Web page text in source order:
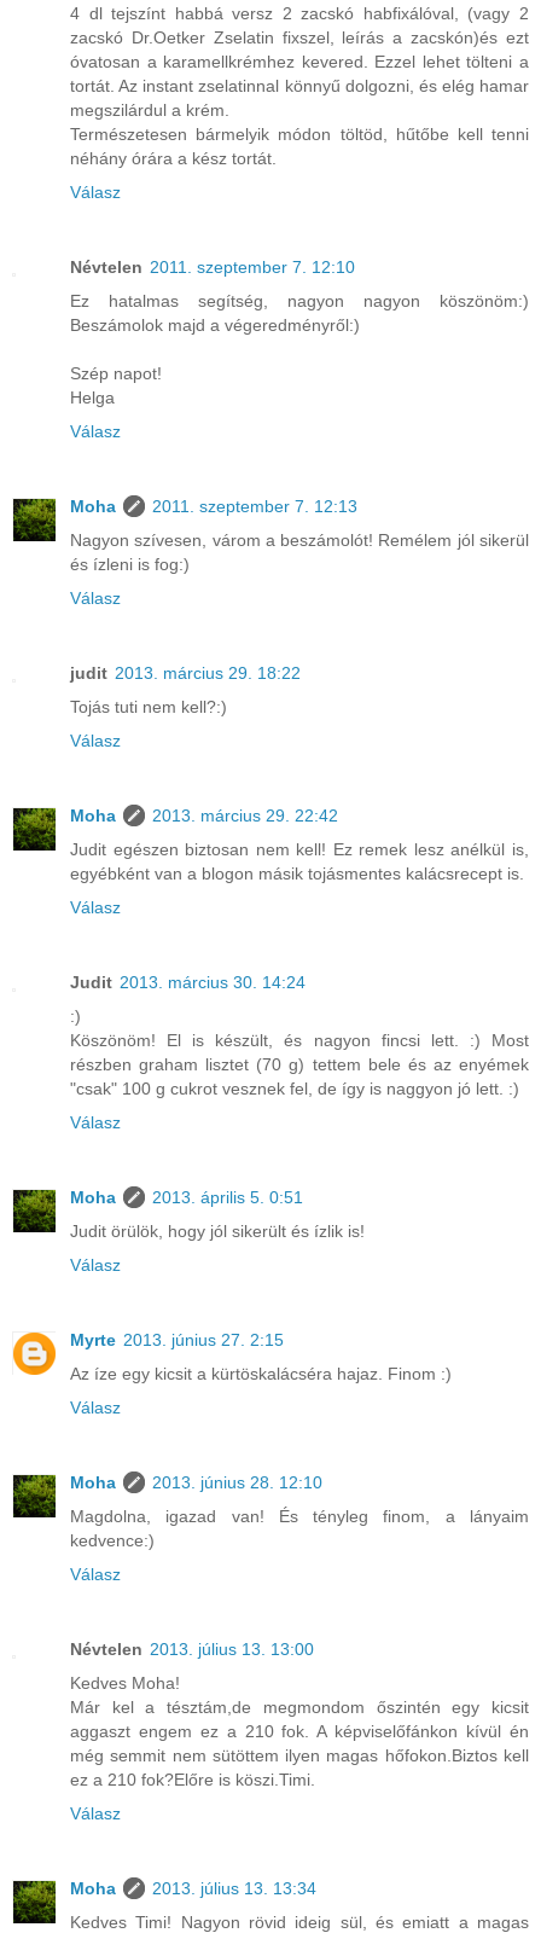
4 dl tejszínt habbá versz 2 zacskó habfixálóval, (vagy 2
zacskó Dr.Oetker Zselatin fixszel, leírás a zacskón)és ezt
óvatosan a karamellkrémhez kevered. Ezzel lehet tölteni a
tortát. Az instant zselatinnal könnyű dolgozni, és elég hamar
megszilárdul a krém.
Természetesen bármelyik módon töltöd, hűtőbe kell tenni
néhány órára a kész tortát.
Válasz
Névtelen 2011. szeptember 7. 12:10
Ez hatalmas segítség, nagyon nagyon köszönöm:)
Beszámolok majd a végeredményről:)
Szép napot!
Helga
Válasz
Moha
2011. szeptember 7. 12:13
Nagyon szívesen, várom a beszámolót! Remélem jól sikerül
és ízleni is fog:)
Válasz
judit 2013. március 29. 18:22
Tojás tuti nem kell?:)
Válasz
Moha
2013. március 29. 22:42
Judit egészen biztosan nem kell! Ez remek lesz anélkül is,
egyébként van a blogon másik tojásmentes kalácsrecept is.
Válasz
Judit 2013. március 30. 14:24
:)
Köszönöm! El is készült, és nagyon fincsi lett. :) Most
részben graham lisztet (70 g) tettem bele és az enyémek
"csak" 100 g cukrot vesznek fel, de így is naggyon jó lett. :)
Válasz
Moha
2013. április 5. 0:51
Judit örülök, hogy jól sikerült és ízlik is!
Válasz
Myrte 2013. június 27. 2:15
Az íze egy kicsit a kürtöskalácséra hajaz. Finom :)
Válasz
Moha
2013. június 28. 12:10
Magdolna, igazad van! És tényleg finom, a lányaim
kedvence:)
Válasz
Névtelen 2013. július 13. 13:00
Kedves Moha!
Már kel a tésztám,de megmondom őszintén egy kicsit
aggaszt engem ez a 210 fok. A képviselőfánkon kívül én
még semmit nem sütöttem ilyen magas hőfokon.Biztos kell
ez a 210 fok?Előre is köszi.Timi.
Válasz
Moha
2013. július 13. 13:34
Kedves Timi! Nagyon rövid ideig sül, és emiatt a magas